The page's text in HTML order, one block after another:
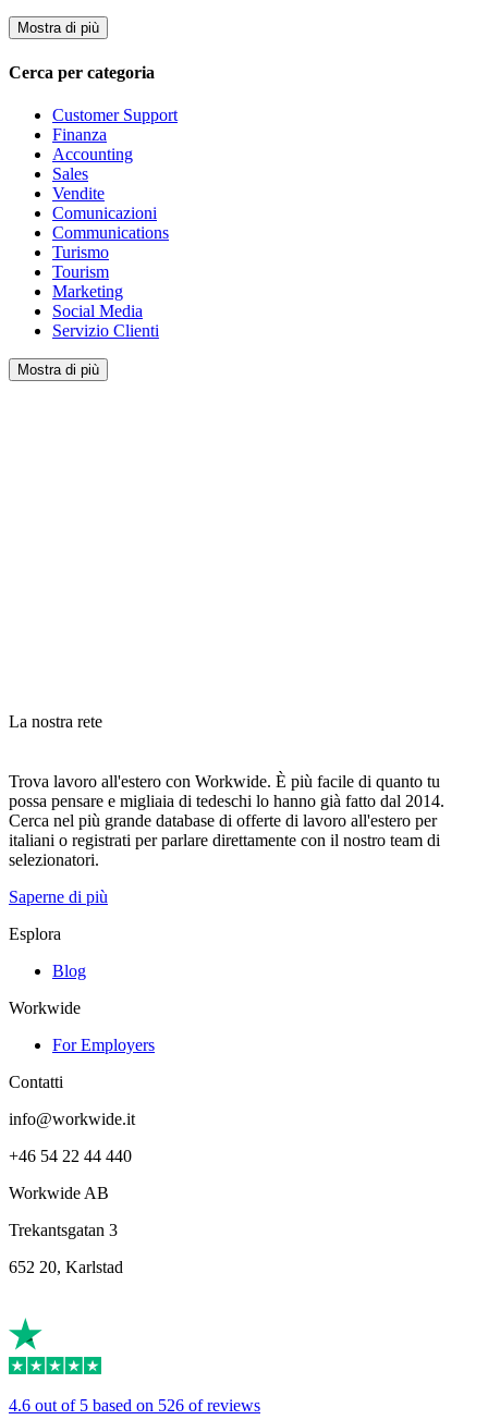
Mostra di più
Cerca per categoria
Customer Support
Finanza
Accounting
Sales
Vendite
Comunicazioni
Communications
Turismo
Tourism
Marketing
Social Media
Servizio Clienti
Mostra di più
La nostra rete
Trova lavoro all'estero con Workwide. È più facile di quanto tu
possa pensare e migliaia di tedeschi lo hanno già fatto dal 2014.
Cerca nel più grande database di offerte di lavoro all'estero per
italiani o registrati per parlare direttamente con il nostro team di
selezionatori.
Saperne di più
Esplora
Blog
Workwide
For Employers
Contatti
info@workwide.it
+46 54 22 44 440
Workwide AB
Trekantsgatan 3
652 20, Karlstad
4.6 out of 5 based on 526 of reviews